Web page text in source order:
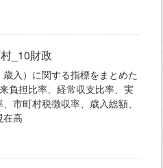
_10財政
入）に関する指標をまとめた
負担比率、経常収支比率、実
市町村税徴収率、歳入総額、
在高